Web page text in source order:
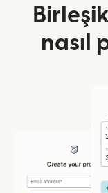
nasıl